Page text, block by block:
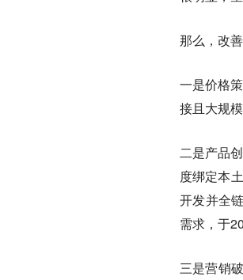
那么，改
一是价格
接且大规
二是产品
度绑定本
开发并全
需求， 于
三是营销